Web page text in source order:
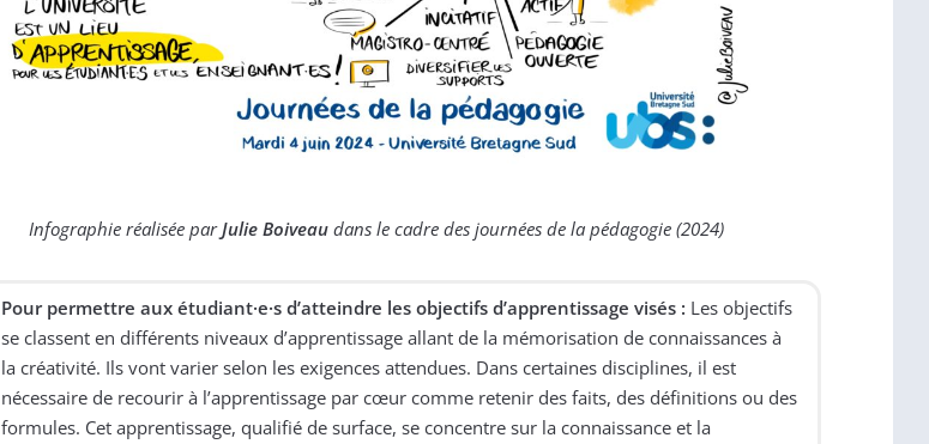
Infographie réalisée parJulie Boiveau dans le cadre des journées de la pédagogie (2024)
Pour permettre aux étudiant·e·s d’atteindre les objectifs d’apprentissage visés : Les objectifs
se classent en différents niveaux d’apprentissage allant de la mémorisation de connaissances à
la créativité. Ils vont varier selon les exigences attendues. Dans certaines disciplines, il est
nécessaire de recourir à l’apprentissage par cœur comme retenir des faits, des définitions ou des
formules. Cet apprentissage, qualifié de surface, se concentre sur la connaissance et la